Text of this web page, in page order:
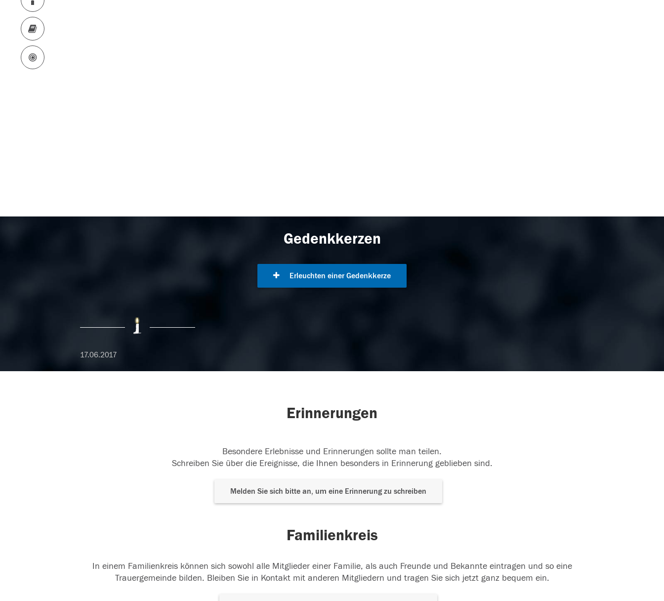
Gedenkkerzen
Erleuchten einer Gedenkkerze
17.06.2017
Erinnerungen
Besondere Erlebnisse und Erinnerungen sollte man teilen.
Schreiben Sie über die Ereignisse, die Ihnen besonders in Erinnerung geblieben sind.
Melden Sie sich bitte an, um eine Erinnerung zu schreiben
Familienkreis
In einem Familienkreis können sich sowohl alle Mitglieder einer Familie, als auch Freunde und Bekannte eintragen und so eine
Trauergemeinde bilden. Bleiben Sie in Kontakt mit anderen Mitgliedern und tragen Sie sich jetzt ganz bequem ein.